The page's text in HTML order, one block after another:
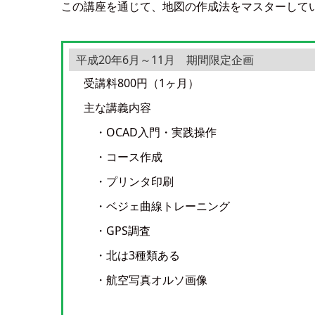
この講座を通じて、地図の作成法をマスターして
平成20年6月～11月 期間限定企画
受講料800円（1ヶ月）
主な講義内容
・OCAD入門・実践操作
・コース作成
・プリンタ印刷
・ベジェ曲線トレーニング
・GPS調査
・北は3種類ある
・航空写真オルソ画像